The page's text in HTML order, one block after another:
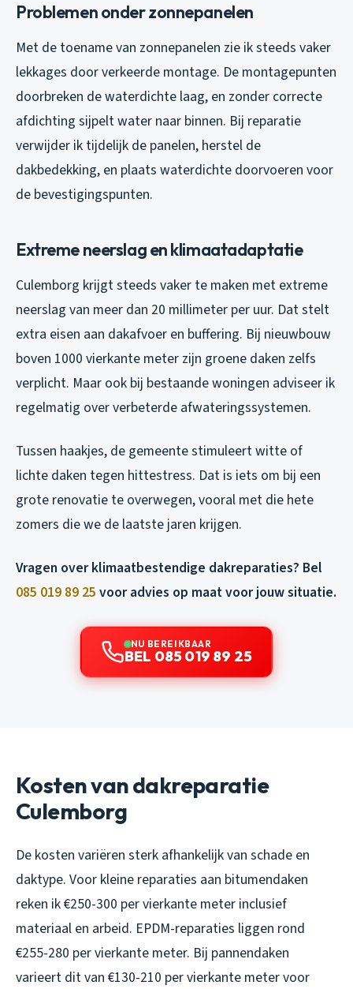
Problemen onder zonnepanelen
Met de toename van zonnepanelen zie ik steeds vaker
lekkages door verkeerde montage. De montagepunten
doorbreken de waterdichte laag, en zonder correcte
afdichting sijpelt water naar binnen. Bij reparatie
verwijder ik tijdelijk de panelen, herstel de
dakbedekking, en plaats waterdichte doorvoeren voor
de bevestigingspunten.
Extreme neerslag en klimaatadaptatie
Culemborg krijgt steeds vaker te maken met extreme
neerslag van meer dan 20 millimeter per uur. Dat stelt
extra eisen aan dakafvoer en buffering. Bij nieuwbouw
boven 1000 vierkante meter zijn groene daken zelfs
verplicht. Maar ook bij bestaande woningen adviseer ik
regelmatig over verbeterde afwateringssystemen.
Tussen haakjes, de gemeente stimuleert witte of
lichte daken tegen hittestress. Dat is iets om bij een
grote renovatie te overwegen, vooral met die hete
zomers die we de laatste jaren krijgen.
Vragen over klimaatbestendige dakreparaties? Bel
085 019 89 25 voor advies op maat voor jouw situatie.
NU BEREIKBAAR
BEL 085 019 89 25
Kosten van dakreparatie
Culemborg
De kosten variëren sterk afhankelijk van schade en
daktype. Voor kleine reparaties aan bitumendaken
reken ik €250-300 per vierkante meter inclusief
materiaal en arbeid. EPDM-reparaties liggen rond
€255-280 per vierkante meter. Bij pannendaken
varieert dit van €130-210 per vierkante meter voor